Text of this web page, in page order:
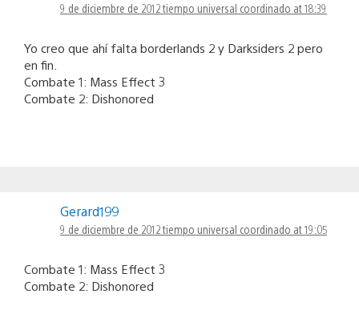
9 de diciembre de 2012 tiempo universal coordinado at 18:39
Yo creo que ahí falta borderlands 2 y Darksiders 2 pero
en fin.
Combate 1: Mass Effect 3
Combate 2: Dishonored
Gerard199
9 de diciembre de 2012 tiempo universal coordinado at 19:05
Combate 1: Mass Effect 3
Combate 2: Dishonored